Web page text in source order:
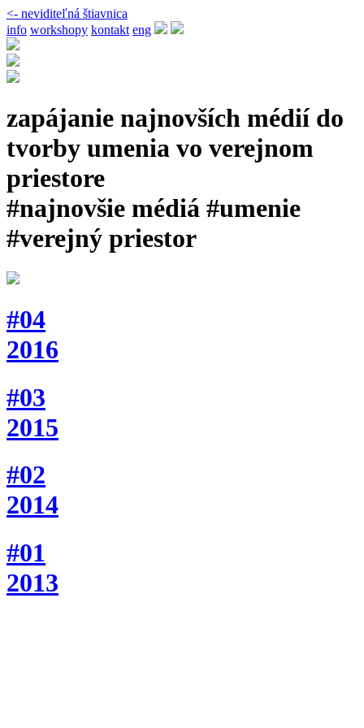
<- neviditeľná štiavnica
info workshopy kontakt eng
zapájanie najnovších médií do
tvorby umenia vo verejnom
priestore
#najnovšie médiá #umenie
#verejný priestor
#04
2016
#03
2015
#02
2014
#01
2013